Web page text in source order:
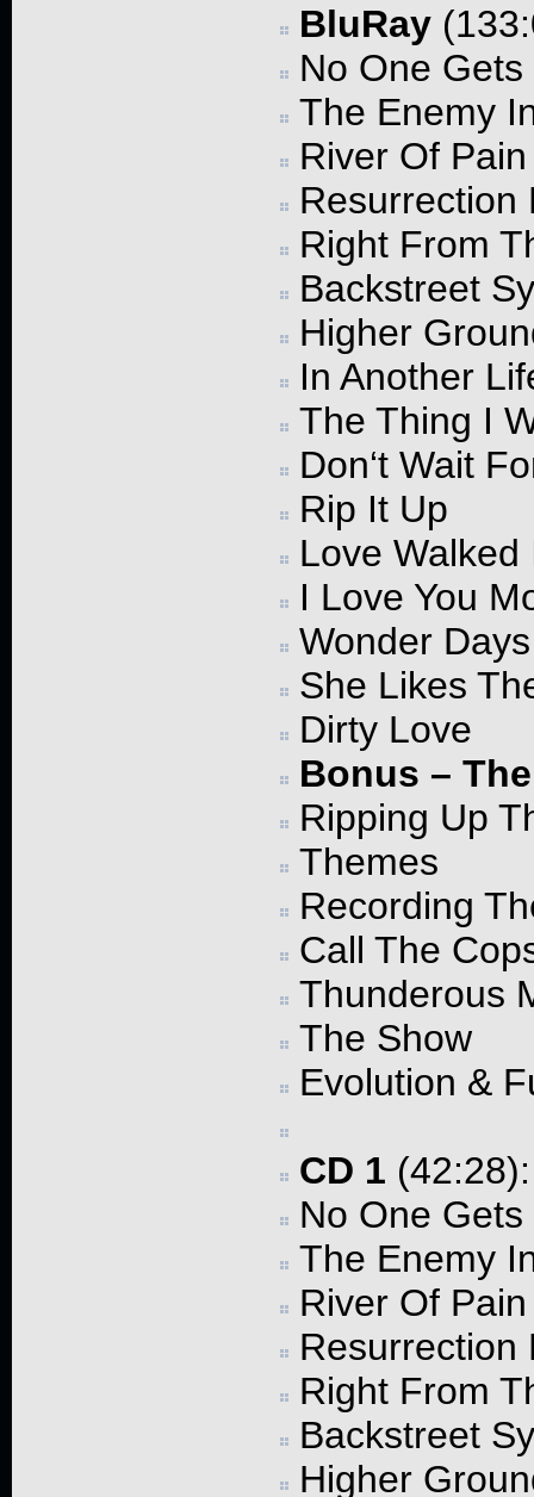
BluRay
No One Gets
The Enemy
River Of Pain
Resurrection
Right From
Backstreet
Higher
In Another
The Thing I
Don‘t Wait
Rip It Up
Love Walked
I Love You
Wonder Days
She Likes
Dirty Love
Bonus –
Ripping Up
Themes
Recording
Call The
Thunderous
The Show
Evolution &
CD 1 (42:28):
No One Gets
The Enemy
River Of Pain
Resurrection
Right From
Backstreet
Higher